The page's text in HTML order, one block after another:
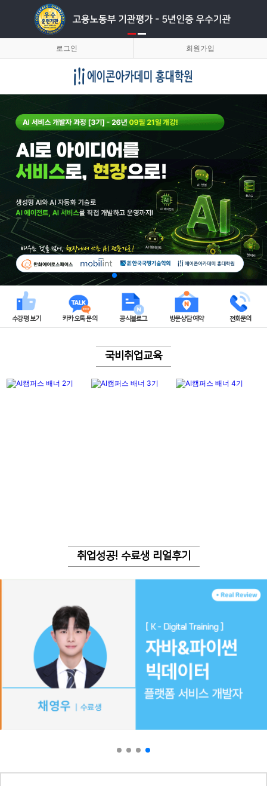
로그인 회원가입
수강평 보기 카카오톡 문의 공식블로그 방문상담 예약 전화문의
국비취업교육
취업성공! 수료생 리얼후기